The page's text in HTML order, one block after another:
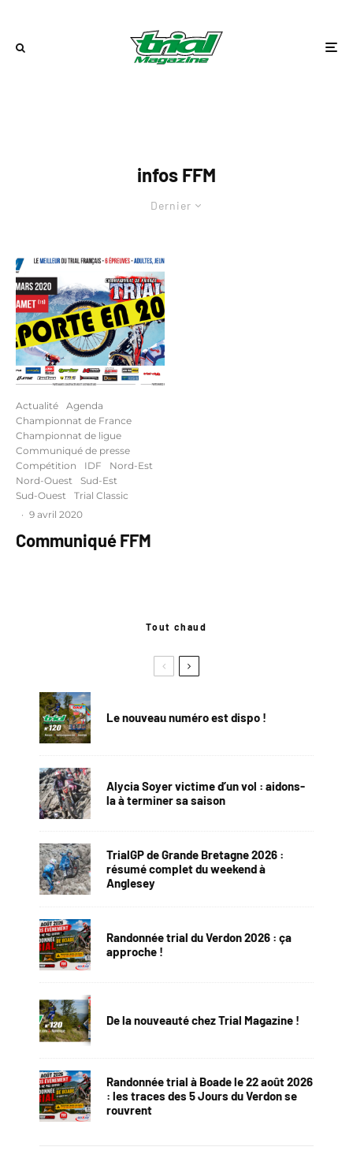
infos FFM
Dernier
Actualité
Agenda
Championnat de France
Championnat de ligue
Communiqué de presse
Compétition
IDF
Nord-Est
Nord-Ouest
Sud-Est
Sud-Ouest
Trial Classic
· 9 avril 2020
Communiqué FFM
Tout chaud
Le nouveau numéro est dispo !
Alycia Soyer victime d’un vol : aidons-
la à terminer sa saison
TrialGP de Grande Bretagne 2026 :
résumé complet du weekend à
Anglesey
Randonnée trial du Verdon 2026 : ça
approche !
De la nouveauté chez Trial Magazine !
Randonnée trial à Boade le 22 août 2026
: les traces des 5 Jours du Verdon se
rouvrent